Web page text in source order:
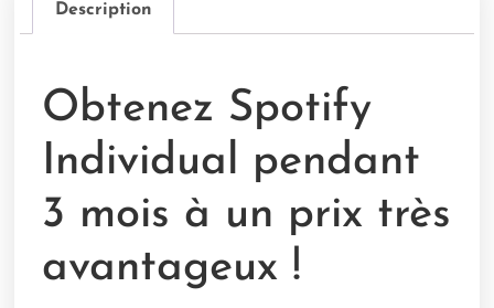
Description
Obtenez Spotify
Individual pendant
3 mois à un prix très
avantageux !